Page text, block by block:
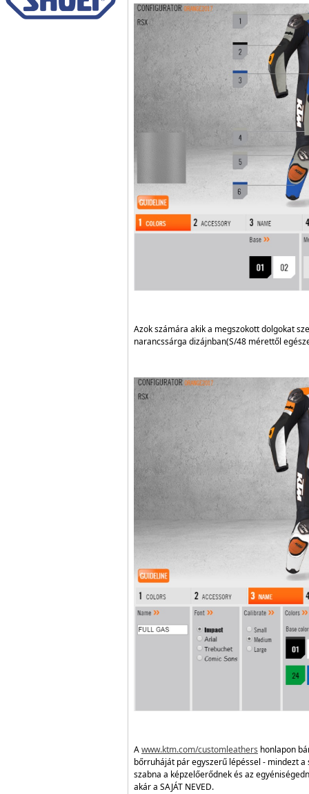
Azok számára akik a megszokott dolgokat
narancssárga dizájnban(S/48 mérettől
Awww.ktm.com/customleathers honlapon
bőrruháját pár egyszerű lépéssel - mindezt
szabna a képzelőerődnek és az
akár a SAJÁT NEVED.